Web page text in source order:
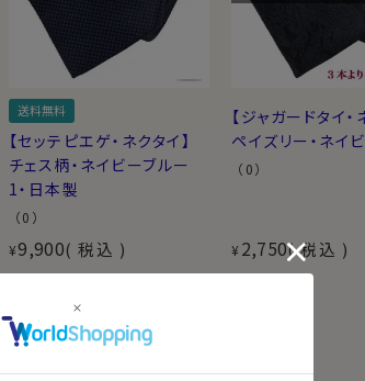
送料無料
【セッテピエゲ・ネクタイ】
チェス柄・ネイビーブルー
1・日本製
（0）
¥9,900 税込
【ジャガードタイ・
ペイズリー・ネイ
（0）
¥ 2,750 税込
12件中 1-12件表示